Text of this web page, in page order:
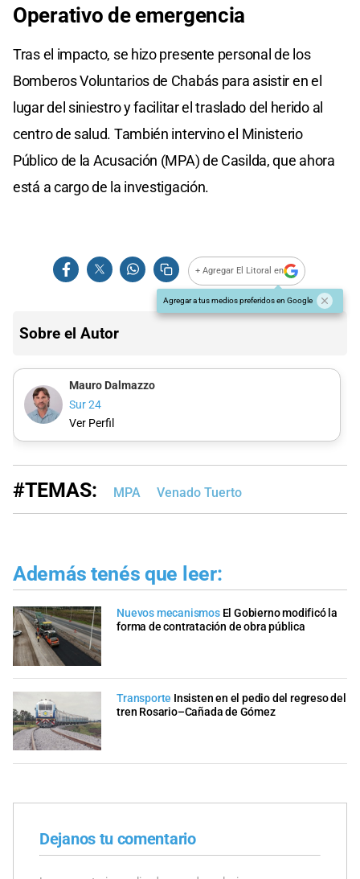
Operativo de emergencia
Tras el impacto, se hizo presente personal de los
Bomberos Voluntarios de Chabás para asistir en el
lugar del siniestro y facilitar el traslado del herido al
centro de salud. También intervino el Ministerio
Público de la Acusación (MPA) de Casilda, que ahora
está a cargo de la investigación.
+ Agregar El Litoral en
Agregar a tus medios preferidos en Google
Sobre el Autor
Mauro Dalmazzo
Sur 24
Ver Perfil
#TEMAS: MPA Venado Tuerto
Además tenés que leer:
Nuevos mecanismos El Gobierno modificó la
forma de contratación de obra pública
Transporte Insisten en el pedio del regreso del
tren Rosario–Cañada de Gómez
Dejanos tu comentario